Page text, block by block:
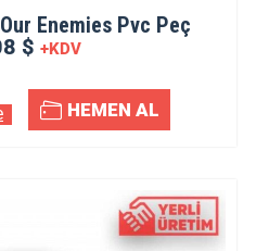
Enemies Pvc Peç
$ +KDV
HEMEN AL